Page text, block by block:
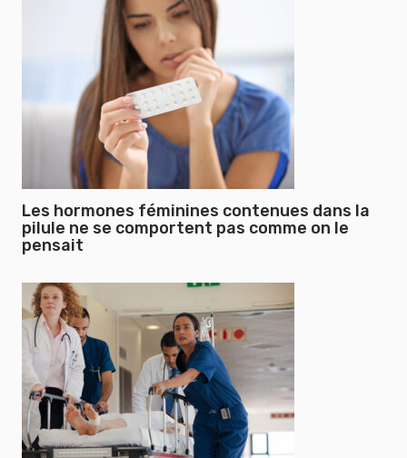
Les hormones féminines contenues dans la
pilule ne se comportent pas comme on le
pensait